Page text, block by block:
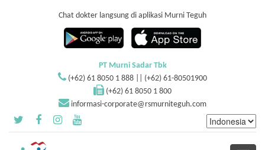
Chat dokter langsung di aplikasi Murni Teguh
PT Murni Sadar Tbk
(+62) 61 8050 1 888 || (+62) 61-80501900
(+62) 61 8050 1 800
informasi-corporate@rsmurniteguh.com